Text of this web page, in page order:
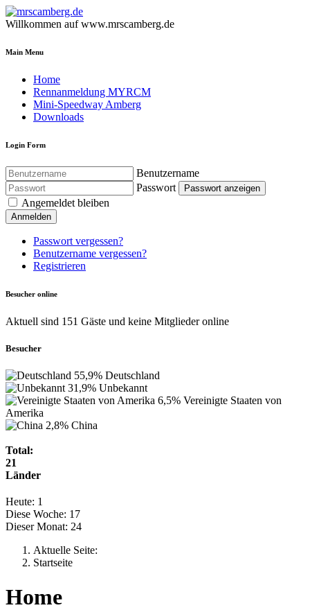
Willkommen auf www.mrscamberg.de
Main Menu
Home
Rennanmeldung MYRCM
Mini-Speedway Amberg
Downloads
Login Form
Benutzername
Passwort
Passwort anzeigen
Angemeldet bleiben
Anmelden
Passwort vergessen?
Benutzername vergessen?
Registrieren
Besucher online
Aktuell sind 151 Gäste und keine Mitglieder online
Besucher
55,9% Deutschland
31,9% Unbekannt
6,5% Vereinigte Staaten von
Amerika
2,8% China
Total:
21
Länder
Heute: 1
Diese Woche: 17
Dieser Monat: 24
Aktuelle Seite:
Startseite
Home